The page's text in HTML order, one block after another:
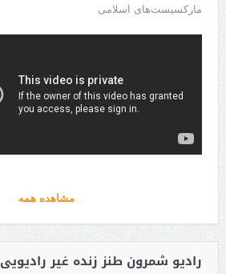
مارکسیست‌های اسلامی
مشاهده همه
رادیو شمرون طنز زنده غیر رادیویی